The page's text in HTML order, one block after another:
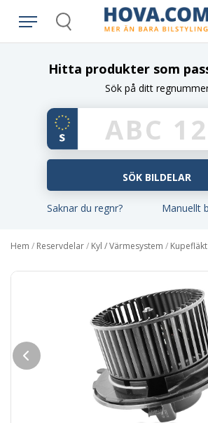
Search
Hitta produkter som
Sök på ditt
Saknar du regnr? Manuellt
Hem / Reservdelar/ Kyl / Värmesystem / Kupefläkt